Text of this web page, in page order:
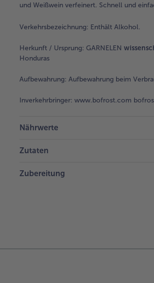
und Weißwein verfeinert. Schnell und
Verkehrsbezeichnung: Enthält Alkohol.
Herkunft / Ursprung: GARNELEN
Honduras
Aufbewahrung: Aufbewahrung beim
Inverkehrbringer: www.bofrost.com
Nährwerte
Zutaten
Zubereitung